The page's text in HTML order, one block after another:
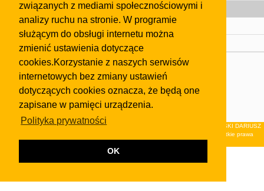
związanych z mediami społecznościowymi i
analizy ruchu na stronie. W programie
służącym do obsługi internetu można
zmienić ustawienia dotyczące
cookies.Korzystanie z naszych serwisów
internetowych bez zmiany ustawień
dotyczących cookies oznacza, że będą one
zapisane w pamięci urządzenia.
Polityka prywatności
OK
Strefa dla biznesu
Biura nieruchomości
Dealerzy i autokomisy
Skontaktuj się z nami
regulaminuiPolityki Prywatności.
Klauzula FB
© 2026Wydawnictwo NEON sp. z o.o. (dawniej: FIRMA NEON MAREK KLUCZEWSKI DARIUSZ
KRAWCZYK s.c.) z siedzibą w Olkuszu, ul.Żuradzka 15, 32-300 Olkusz . Wszystkie prawa